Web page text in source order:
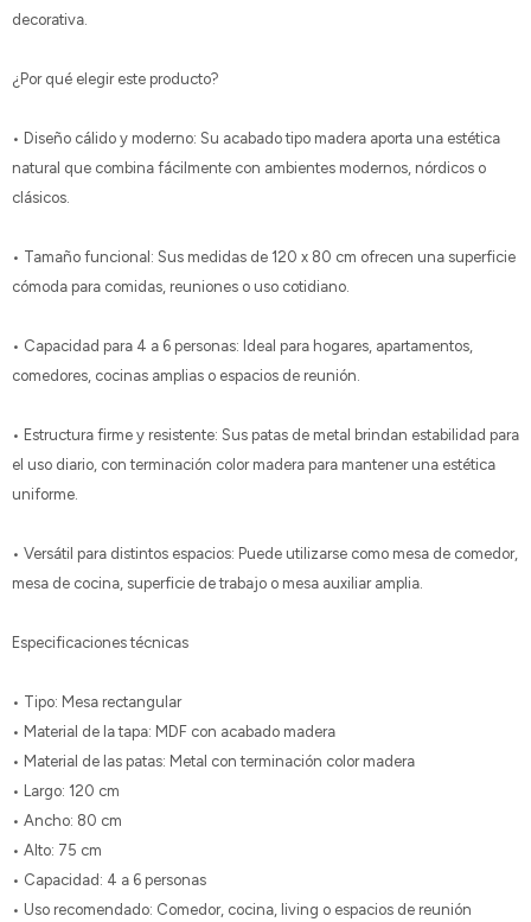
decorativa.
¿Por qué elegir este producto?
• Diseño cálido y moderno: Su acabado tipo madera aporta una estética
natural que combina fácilmente con ambientes modernos, nórdicos o
clásicos.
• Tamaño funcional: Sus medidas de 120 x 80 cm ofrecen una superficie
cómoda para comidas, reuniones o uso cotidiano.
• Capacidad para 4 a 6 personas: Ideal para hogares, apartamentos,
comedores, cocinas amplias o espacios de reunión.
• Estructura firme y resistente: Sus patas de metal brindan estabilidad para
el uso diario, con terminación color madera para mantener una estética
uniforme.
• Versátil para distintos espacios: Puede utilizarse como mesa de comedor,
mesa de cocina, superficie de trabajo o mesa auxiliar amplia.
Especificaciones técnicas
• Tipo: Mesa rectangular
• Material de la tapa: MDF con acabado madera
• Material de las patas: Metal con terminación color madera
• Largo: 120 cm
• Ancho: 80 cm
• Alto: 75 cm
• Capacidad: 4 a 6 personas
• Uso recomendado: Comedor, cocina, living o espacios de reunión